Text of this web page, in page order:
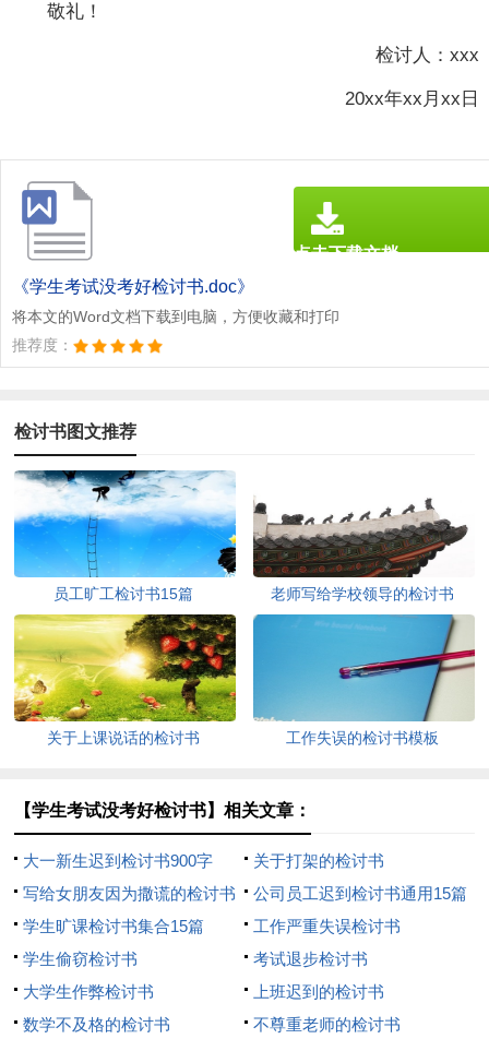
敬礼！
检讨人：xxx
20xx年xx月xx日
《学生考试没考好检讨书.doc》
将本文的Word文档下载到电脑，方便收藏和打印
推荐度：
点击下载文档
检讨书图文推荐
员工旷工检讨书15篇 老师写给学校领导的检讨书
关于上课说话的检讨书 工作失误的检讨书模板
【学生考试没考好检讨书】相关文章：
大一新生迟到检讨书900字
关于打架的检讨书
写给女朋友因为撒谎的检讨书
（精选7篇）
公司员工迟到检讨书通用15篇
学生旷课检讨书集合15篇
工作严重失误检讨书
学生偷窃检讨书
考试退步检讨书
大学生作弊检讨书
上班迟到的检讨书
数学不及格的检讨书
不尊重老师的检讨书